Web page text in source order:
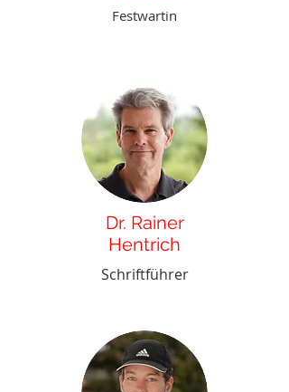
Festwartin
Dr. Rainer
Hentrich
Schriftführer